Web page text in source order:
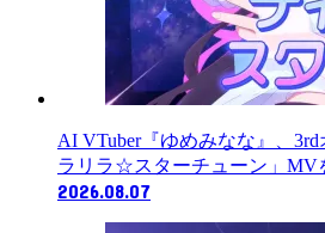
AI VTuber『ゆめみなな』、
ラリラ☆スターチューン」MV
2026.08.07